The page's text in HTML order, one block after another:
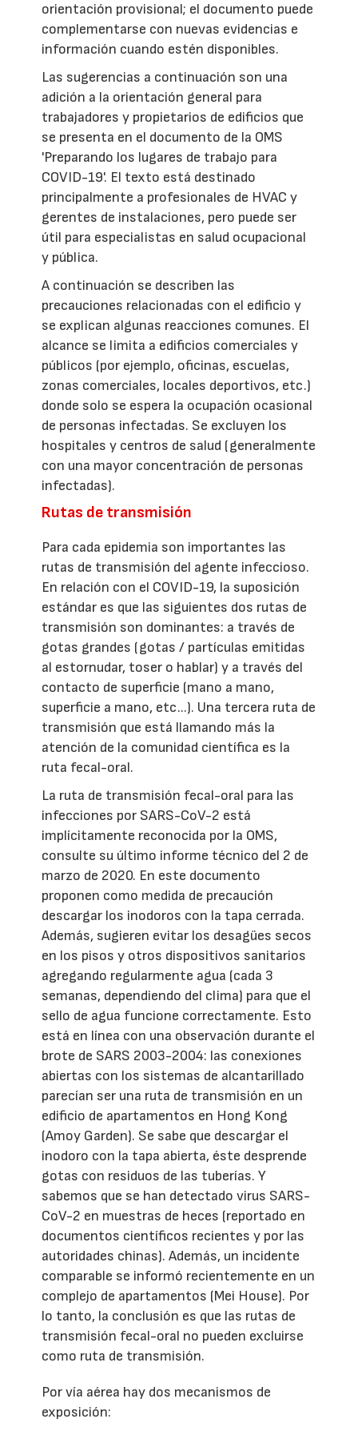
orientación provisional; el documento puede
complementarse con nuevas evidencias e
información cuando estén disponibles.
Las sugerencias a continuación son una
adición a la orientación general para
trabajadores y propietarios de edificios que
se presenta en el documento de la OMS
'Preparando los lugares de trabajo para
COVID-19'. El texto está destinado
principalmente a profesionales de HVAC y
gerentes de instalaciones, pero puede ser
útil para especialistas en salud ocupacional
y pública.
A continuación se describen las
precauciones relacionadas con el edificio y
se explican algunas reacciones comunes. El
alcance se limita a edificios comerciales y
públicos (por ejemplo, oficinas, escuelas,
zonas comerciales, locales deportivos, etc.)
donde solo se espera la ocupación ocasional
de personas infectadas. Se excluyen los
hospitales y centros de salud (generalmente
con una mayor concentración de personas
infectadas).
Rutas de transmisión
Para cada epidemia son importantes las
rutas de transmisión del agente infeccioso.
En relación con el COVID-19, la suposición
estándar es que las siguientes dos rutas de
transmisión son dominantes: a través de
gotas grandes (gotas / partículas emitidas
al estornudar, toser o hablar) y a través del
contacto de superficie (mano a mano,
superficie a mano, etc...). Una tercera ruta de
transmisión que está llamando más la
atención de la comunidad científica es la
ruta fecal-oral.
La ruta de transmisión fecal-oral para las
infecciones por SARS-CoV-2 está
implícitamente reconocida por la OMS,
consulte su último informe técnico del 2 de
marzo de 2020. En este documento
proponen como medida de precaución
descargar los inodoros con la tapa cerrada.
Además, sugieren evitar los desagües secos
en los pisos y otros dispositivos sanitarios
agregando regularmente agua (cada 3
semanas, dependiendo del clima) para que el
sello de agua funcione correctamente. Esto
está en línea con una observación durante el
brote de SARS 2003-2004: las conexiones
abiertas con los sistemas de alcantarillado
parecían ser una ruta de transmisión en un
edificio de apartamentos en Hong Kong
(Amoy Garden). Se sabe que descargar el
inodoro con la tapa abierta, éste desprende
gotas con residuos de las tuberías. Y
sabemos que se han detectado virus SARS-
CoV-2 en muestras de heces (reportado en
documentos científicos recientes y por las
autoridades chinas). Además, un incidente
comparable se informó recientemente en un
complejo de apartamentos (Mei House). Por
lo tanto, la conclusión es que las rutas de
transmisión fecal-oral no pueden excluirse
como ruta de transmisión.
Por vía aérea hay dos mecanismos de
exposición: